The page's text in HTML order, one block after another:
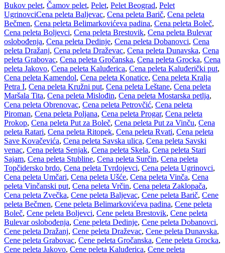
Bukov pelet, Čamov pelet, Pelet, Pelet Beograd, Pelet
UgrinovciCena peleta Baljevac, Cena peleta Barič, Cena peleta
Bečmen, Cena peleta Belimarkovićeva padina, Cena peleta Boleč,
Cena peleta Boljevci, Cena peleta Brestovik, Cena peleta Bulevar
oslobođenja, Cena peleta Dedinje, Cena peleta Dobanovci, Cena
peleta Dražanj, Cena peleta Draževac, Cena peleta Dunavska, Cena
peleta Grabovac, Cena peleta Gročanska, Cena peleta Grocka, Cena
peleta Jakovo, Cena peleta Kaluđerica, Cena peleta Kaluđerički put,
Cena peleta Kamendol, Cena peleta Konatice, Cena peleta Kralja
Petra I, Cena peleta Kružni put, Cena peleta Leštane, Cena peleta
Maršala Tita, Cena peleta Mislođin, Cena peleta Mostarska petlja,
Cena peleta Obrenovac, Cena peleta Petrovčić, Cena peleta
Piroman, Cena peleta Poljana, Cena peleta Progar, Cena peleta
Prokop, Cena peleta Put za Boleč, Cena peleta Put za Vinču, Cena
peleta Ratari, Cena peleta Ritopek, Cena peleta Rvati, Cena peleta
Save Kovačevića, Cena peleta Savska ulica, Cena peleta Savski
venac, Cena peleta Senjak, Cena peleta Skela, Cena peleta Stari
Sajam, Cena peleta Stubline, Cena peleta Surčin, Cena peleta
Topčidersko brdo, Cena peleta Tvrdojevci, Cena peleta Ugrinovci,
Cena peleta Umčari, Cena peleta Ušće, Cena peleta Vinča, Cena
peleta Vinčanski put, Cena peleta Vrčin, Cena peleta Zaklopača,
Cena peleta Zvečka, Cene peleta Baljevac, Cene peleta Barič, Cene
peleta Bečmen, Cene peleta Belimarkovićeva padina, Cene peleta
Boleč, Cene peleta Boljevci, Cene peleta Brestovik, Cene peleta
Bulevar oslobođenja, Cene peleta Dedinje, Cene peleta Dobanovci,
Cene peleta Dražanj, Cene peleta Draževac, Cene peleta Dunavska,
Cene peleta Grabovac, Cene peleta Gročanska, Cene peleta Grocka,
Cene peleta Jakovo, Cene peleta Kaluđerica, Cene peleta